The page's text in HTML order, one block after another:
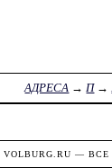
АДРЕСА →П→
VOLBURG.RU — ВСЕ